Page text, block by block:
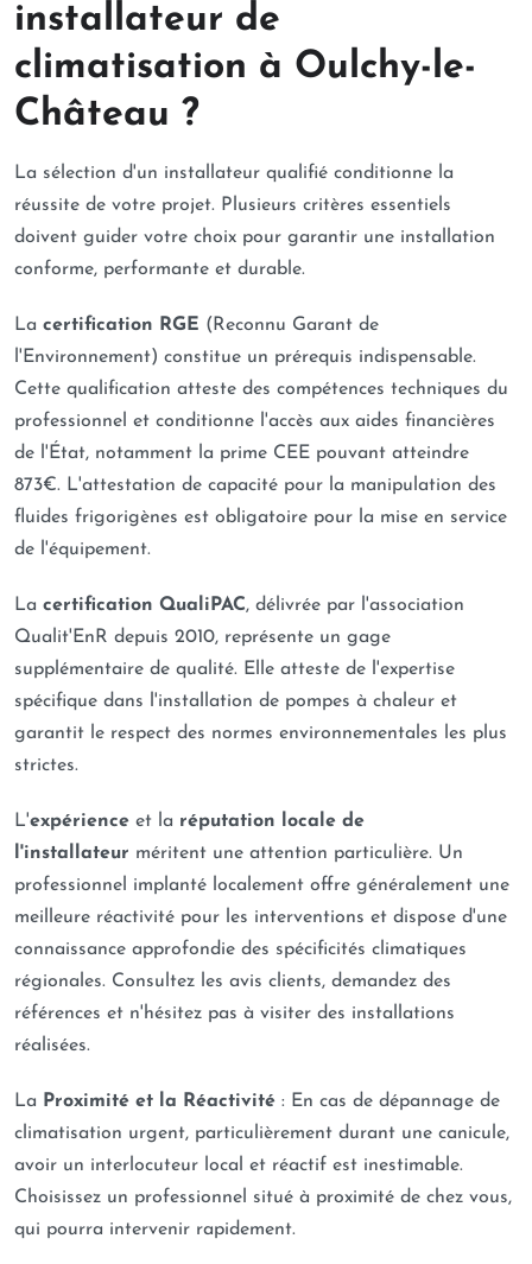
installateur de
climatisation à Oulchy-le-
Château ?
La sélection d'un installateur qualifié conditionne la
réussite de votre projet. Plusieurs critères essentiels
doivent guider votre choix pour garantir une installation
conforme, performante et durable.
La certification RGE (Reconnu Garant de
l'Environnement) constitue un prérequis indispensable.
Cette qualification atteste des compétences techniques du
professionnel et conditionne l'accès aux aides financières
de l'État, notamment la prime CEE pouvant atteindre
873€. L'attestation de capacité pour la manipulation des
fluides frigorigènes est obligatoire pour la mise en service
de l'équipement.
La certification QualiPAC, délivrée par l'association
Qualit'EnR depuis 2010, représente un gage
supplémentaire de qualité. Elle atteste de l'expertise
spécifique dans l'installation de pompes à chaleur et
garantit le respect des normes environnementales les plus
strictes.
L'expérience et la réputation locale de
l'installateur méritent une attention particulière. Un
professionnel implanté localement offre généralement une
meilleure réactivité pour les interventions et dispose d'une
connaissance approfondie des spécificités climatiques
régionales. Consultez les avis clients, demandez des
références et n'hésitez pas à visiter des installations
réalisées.
La Proximité et la Réactivité : En cas de dépannage de
climatisation urgent, particulièrement durant une canicule,
avoir un interlocuteur local et réactif est inestimable.
Choisissez un professionnel situé à proximité de chez vous,
qui pourra intervenir rapidement.